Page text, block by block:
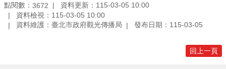
點閱數： 3672
資料更新：115-03-05 10:00
資料檢視：115-03-05 10:00
資料維護：臺北市政府觀光傳播局
發布日期：115-03-05
回上一頁